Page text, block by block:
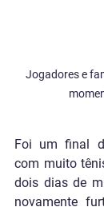
Jogadores e
Foi um final
com muito
dois dias de
novamente